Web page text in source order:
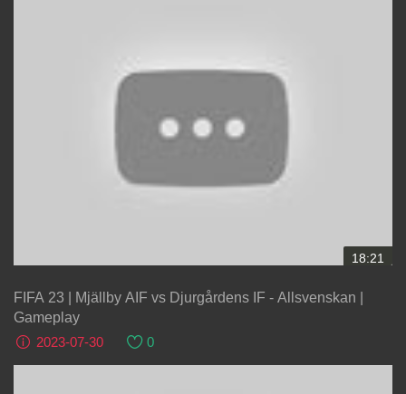
18:21
FIFA 23 | Mjällby AIF vs Djurgårdens IF - Allsvenskan |
Gameplay
2023-07-30
0